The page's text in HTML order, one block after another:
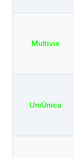
Multivix
UniÚnica